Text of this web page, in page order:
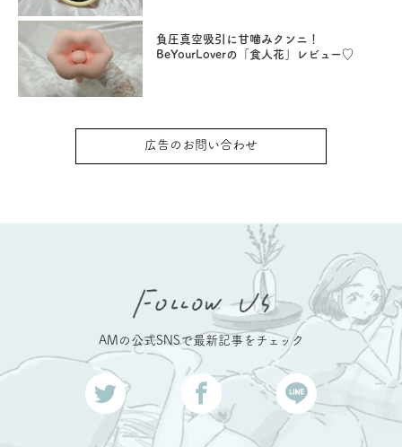
負圧真空吸引に甘噛みクンニ！
BeYourLoverの「食人花」レビュー♡
広告のお問い合わせ
AMの公式SNSで最新記事をチェック